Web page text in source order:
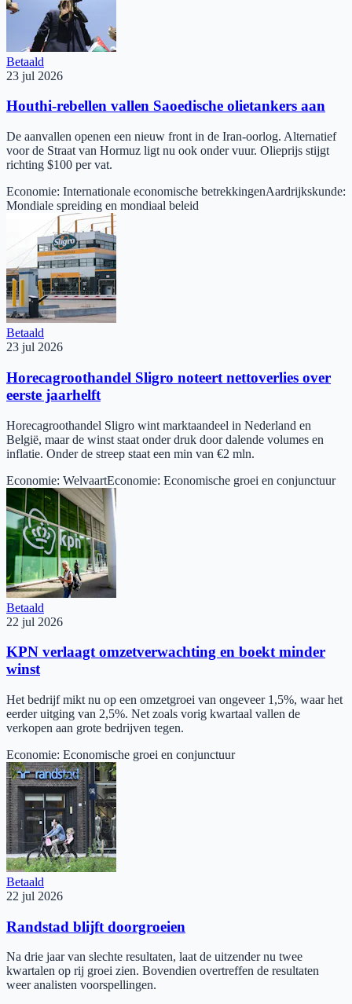
Betaald
23 jul 2026
Houthi-rebellen vallen Saoedische olietankers aan
De aanvallen openen een nieuw front in de Iran-oorlog. Alternatief
voor de Straat van Hormuz ligt nu ook onder vuur. Olieprijs stijgt
richting $100 per vat.
Economie: Internationale economische betrekkingenAardrijkskunde:
Mondiale spreiding en mondiaal beleid
Betaald
23 jul 2026
Horecagroothandel Sligro noteert nettoverlies over
eerste jaarhelft
Horecagroothandel Sligro wint marktaandeel in Nederland en
België, maar de winst staat onder druk door dalende volumes en
inflatie. Onder de streep staat een min van €2 mln.
Economie: WelvaartEconomie: Economische groei en conjunctuur
Betaald
22 jul 2026
KPN verlaagt omzetverwachting en boekt minder
winst
Het bedrijf mikt nu op een omzetgroei van ongeveer 1,5%, waar het
eerder uitging van 2,5%. Net zoals vorig kwartaal vallen de
verkopen aan grote bedrijven tegen.
Economie: Economische groei en conjunctuur
Betaald
22 jul 2026
Randstad blijft doorgroeien
Na drie jaar van slechte resultaten, laat de uitzender nu twee
kwartalen op rij groei zien. Bovendien overtreffen de resultaten
weer analisten voorspellingen.